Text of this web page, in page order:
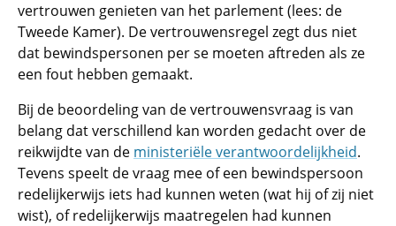
vertrouwen genieten van het parlement (lees: de
Tweede Kamer). De vertrouwensregel zegt dus niet
dat bewindspersonen per se moeten aftreden als ze
een fout hebben gemaakt.
Bij de beoordeling van de vertrouwensvraag is van
belang dat verschillend kan worden gedacht over de
reikwijdte van de ministeriële verantwoordelijkheid.
Tevens speelt de vraag mee of een bewindspersoon
redelijkerwijs iets had kunnen weten (wat hij of zij niet
wist), of redelijkerwijs maatregelen had kunnen